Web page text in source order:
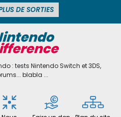
DE SORTIES
: tests Nintendo Switch et 3DS,
blabla ...